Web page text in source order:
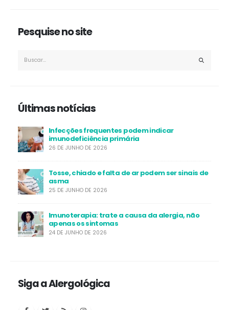
Pesquise no site
Últimas notícias
Infecções frequentes podem indicar
imunodeficiência primária
26 DE JUNHO DE 2026
Tosse, chiado e falta de ar podem ser sinais de
asma
25 DE JUNHO DE 2026
Imunoterapia: trate a causa da alergia, não
apenas os sintomas
24 DE JUNHO DE 2026
Siga a Alergológica